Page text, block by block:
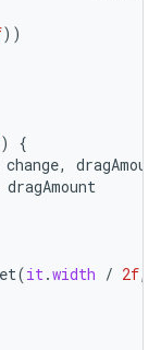
))
)
{
change,
dragAmount
(it.width / 2f,